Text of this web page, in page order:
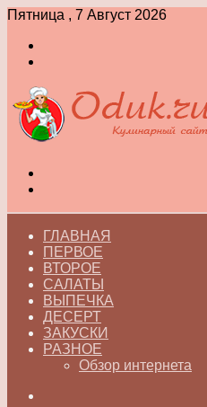
Пятница , 7 Август 2026
ГЛАВНАЯ
ПЕРВОЕ
ВТОРОЕ
САЛАТЫ
ВЫПЕЧКА
ДЕСЕРТ
ЗАКУСКИ
РАЗНОЕ
Обзор интернета